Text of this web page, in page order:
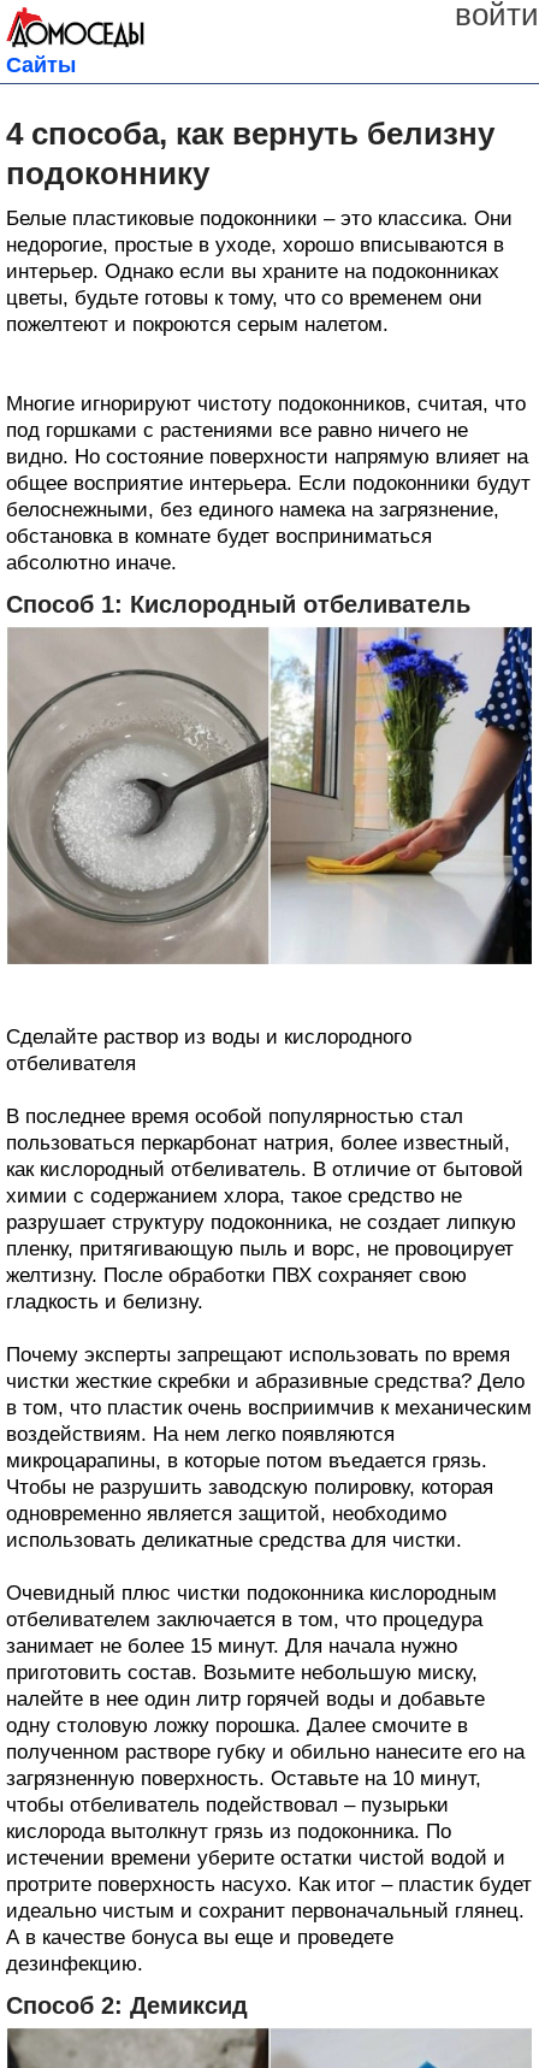
войти
Сайты
4 способа, как вернуть белизну
подоконнику
Белые пластиковые подоконники – это классика. Они
недорогие, простые в уходе, хорошо вписываются в
интерьер. Однако если вы храните на подоконниках
цветы, будьте готовы к тому, что со временем они
пожелтеют и покроются серым налетом.
Многие игнорируют чистоту подоконников, считая, что
под горшками с растениями все равно ничего не
видно. Но состояние поверхности напрямую влияет на
общее восприятие интерьера. Если подоконники будут
белоснежными, без единого намека на загрязнение,
обстановка в комнате будет восприниматься
абсолютно иначе.
Способ 1: Кислородный отбеливатель
Сделайте раствор из воды и кислородного
отбеливателя
В последнее время особой популярностью стал
пользоваться перкарбонат натрия, более известный,
как кислородный отбеливатель. В отличие от бытовой
химии с содержанием хлора, такое средство не
разрушает структуру подоконника, не создает липкую
пленку, притягивающую пыль и ворс, не провоцирует
желтизну. После обработки ПВХ сохраняет свою
гладкость и белизну.
Почему эксперты запрещают использовать по время
чистки жесткие скребки и абразивные средства? Дело
в том, что пластик очень восприимчив к механическим
воздействиям. На нем легко появляются
микроцарапины, в которые потом въедается грязь.
Чтобы не разрушить заводскую полировку, которая
одновременно является защитой, необходимо
использовать деликатные средства для чистки.
Очевидный плюс чистки подоконника кислородным
отбеливателем заключается в том, что процедура
занимает не более 15 минут. Для начала нужно
приготовить состав. Возьмите небольшую миску,
налейте в нее один литр горячей воды и добавьте
одну столовую ложку порошка. Далее смочите в
полученном растворе губку и обильно нанесите его на
загрязненную поверхность. Оставьте на 10 минут,
чтобы отбеливатель подействовал – пузырьки
кислорода вытолкнут грязь из подоконника. По
истечении времени уберите остатки чистой водой и
протрите поверхность насухо. Как итог – пластик будет
идеально чистым и сохранит первоначальный глянец.
А в качестве бонуса вы еще и проведете
дезинфекцию.
Способ 2: Демиксид